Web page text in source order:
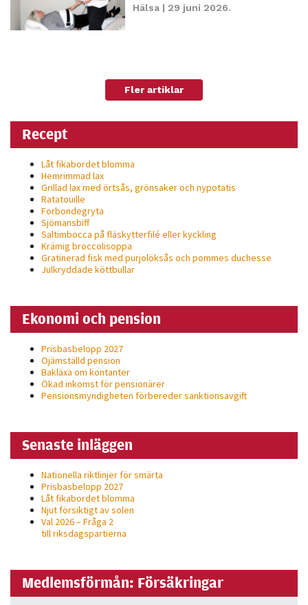
Hälsa| 29 juni 2026.
Fler artiklar
Recept
Låt fikabordet blomma
Hemrimmad lax
Grillad lax med örtsås, grönsaker och nypotatis
Ratatouille
Forbondegryta
Sjömansbiff
Saltimbocca på fläsk­ytterfilé eller kyckling
Krämig broccolisoppa
Gratinerad fisk med purjolöksås och pommes duchesse
Julkryddade köttbullar
Ekonomi och pension
Prisbasbelopp 2027
Ojämställd pension
Bakläxa om kontanter
Ökad inkomst för pensionärer
Pensionsmyndigheten förbereder sanktionsavgift
Senaste inläggen
Nationella riktlinjer för smärta
Prisbasbelopp 2027
Låt fikabordet blomma
Njut försiktigt av solen
Val 2026 – Fråga 2
till riksdagspartierna
Medlemsförmån: Försäkringar